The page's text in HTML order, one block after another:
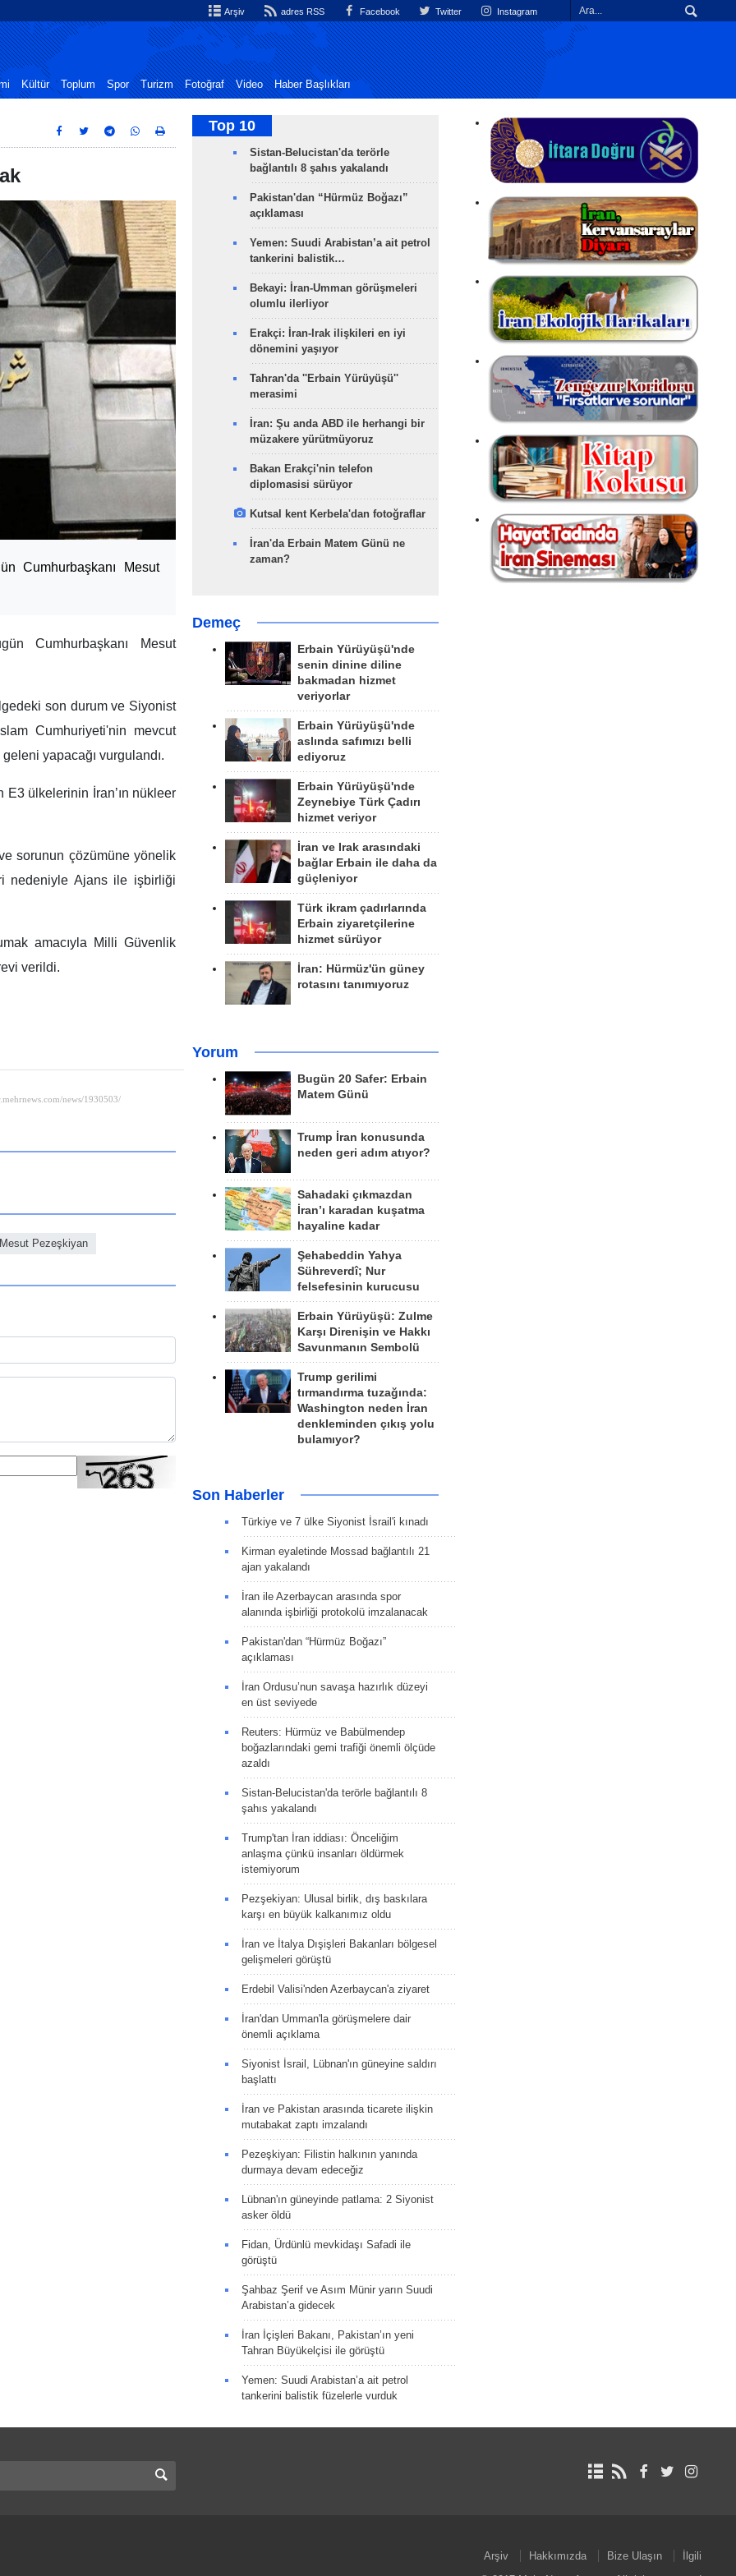
Arşiv adres RSS Facebook Twitter Instagram
Kültür Toplum Spor Turizm Fotoğraf Video Haber Başlıkları
Cumhurbaşkanı Mesut
Cumhurbaşkanı Mesut
son durum ve Siyonist
Cumhuriyeti'nin mevcut
yapacağı vurgulandı.
E3 ülkelerinin İran’ın nükleer
sorunun çözümüne yönelik
nedeniyle Ajans ile işbirliği
amacıyla Milli Güvenlik
verildi.
Pezeşkiyan
Top 10
Sistan-Belucistan'da terörle
bağlantılı 8 şahıs yakalandı
Pakistan'dan “Hürmüz Boğazı”
açıklaması
Yemen: Suudi Arabistan’a ait petrol
tankerini balistik…
Bekayi: İran-Umman görüşmeleri
olumlu ilerliyor
Erakçi: İran-Irak ilişkileri en iyi
dönemini yaşıyor
Tahran'da ''Erbain Yürüyüşü''
merasimi
İran: Şu anda ABD ile herhangi bir
müzakere yürütmüyoruz
Bakan Erakçi'nin telefon
diplomasisi sürüyor
Kutsal kent Kerbela'dan fotoğraflar
İran'da Erbain Matem Günü ne
zaman?
Demeç
Erbain Yürüyüşü'nde
senin dinine diline
bakmadan hizmet
veriyorlar
Erbain Yürüyüşü'nde
aslında safımızı belli
ediyoruz
Erbain Yürüyüşü'nde
Zeynebiye Türk Çadırı
hizmet veriyor
İran ve Irak arasındaki
bağlar Erbain ile daha da
güçleniyor
Türk ikram çadırlarında
Erbain ziyaretçilerine
hizmet sürüyor
İran: Hürmüz'ün güney
rotasını tanımıyoruz
Yorum
Bugün 20 Safer: Erbain
Matem Günü
Trump İran konusunda
neden geri adım atıyor?
Sahadaki çıkmazdan
İran’ı karadan kuşatma
hayaline kadar
Şehabeddin Yahya
Sühreverdî; Nur
felsefesinin kurucusu
Erbain Yürüyüşü: Zulme
Karşı Direnişin ve Hakkı
Savunmanın Sembolü
Trump gerilimi
tırmandırma tuzağında:
Washington neden İran
denkleminden çıkış yolu
bulamıyor?
Son Haberler
Türkiye ve 7 ülke Siyonist İsrail'i kınadı
Kirman eyaletinde Mossad bağlantılı 21
ajan yakalandı
İran ile Azerbaycan arasında spor
alanında işbirliği protokolü imzalanacak
Pakistan'dan “Hürmüz Boğazı”
açıklaması
İran Ordusu’nun savaşa hazırlık düzeyi
en üst seviyede
Reuters: Hürmüz ve Babülmendep
boğazlarındaki gemi trafiği önemli ölçüde
azaldı
Sistan-Belucistan'da terörle bağlantılı 8
şahıs yakalandı
Trump'tan İran iddiası: Önceliğim
anlaşma çünkü insanları öldürmek
istemiyorum
Pezşekiyan: Ulusal birlik, dış baskılara
karşı en büyük kalkanımız oldu
İran ve İtalya Dışişleri Bakanları bölgesel
gelişmeleri görüştü
Erdebil Valisi'nden Azerbaycan'a ziyaret
İran'dan Umman'la görüşmelere dair
önemli açıklama
Siyonist İsrail, Lübnan'ın güneyine saldırı
başlattı
İran ve Pakistan arasında ticarete ilişkin
mutabakat zaptı imzalandı
Pezeşkiyan: Filistin halkının yanında
durmaya devam edeceğiz
Lübnan'ın güneyinde patlama: 2 Siyonist
asker öldü
Fidan, Ürdünlü mevkidaşı Safadi ile
görüştü
Şahbaz Şerif ve Asım Münir yarın Suudi
Arabistan’a gidecek
İran İçişleri Bakanı, Pakistan’ın yeni
Tahran Büyükelçisi ile görüştü
Yemen: Suudi Arabistan’a ait petrol
tankerini balistik füzelerle vurduk
Arşiv Hakkımızda Bize Ulaşın
İlgili